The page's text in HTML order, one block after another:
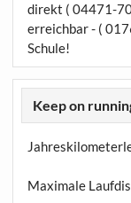
direkt ( 04471-
erreichbar - (
Schule!
Keep on
Maximale